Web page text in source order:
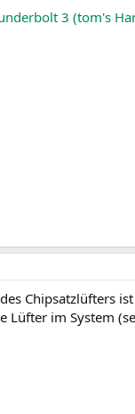
3 (tom's
Chipsatzlüfters
im System